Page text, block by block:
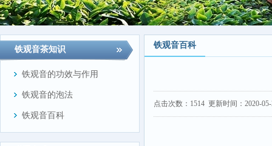
铁观音茶知识
铁观音的功效与作用
铁观音的泡法
铁观音百科
铁观音百科
点击次数： 1514 更新时间：2020-